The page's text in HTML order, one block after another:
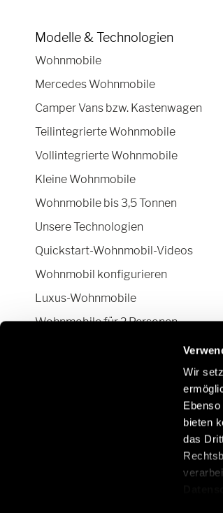
Wir
bieten
das
Modelle & Technologien
Wohnmobile
Mercedes Wohnmobile
Camper Vans bzw. Kastenwagen
Teilintegrierte Wohnmobile
Vollintegrierte Wohnmobile
Kleine Wohnmobile
Wohnmobile bis 3,5 Tonnen
Unsere Technologien
Quickstart-Wohnmobil-Videos
Wohnmobil konfigurieren
Luxus-Wohnmobile
Wohnmobile für 2 Personen
Bleiben Sie mit uns über soziale